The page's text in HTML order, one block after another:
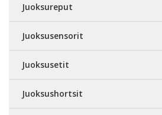
Juoksureput
Juoksusensorit
Juoksusetit
Juoksushortsit